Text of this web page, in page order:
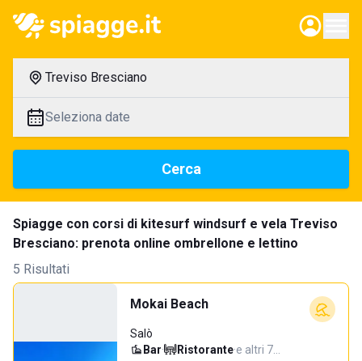
Treviso Bresciano
Seleziona date
Cerca
Spiagge con corsi di kitesurf windsurf e vela Treviso
Bresciano: prenota online ombrellone e lettino
5 Risultati
Mokai Beach
Salò
Bar· Ristorante·e altri 7…